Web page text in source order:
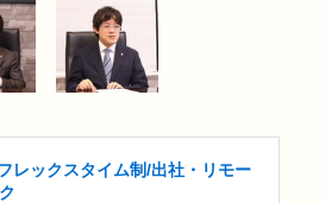
レックスタイム制/出社・リモー